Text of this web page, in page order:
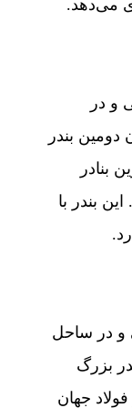
و در
دومین بندر
بنادر
بندر با
و در ساحل
بزرگ
جهان